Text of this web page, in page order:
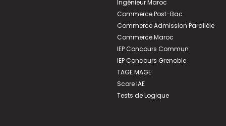
Ingénieur Maroc
Commerce Post-Bac
Commerce Admission Parallèle
Commerce Maroc
IEP Concours Commun
IEP Concours Grenoble
TAGE MAGE
Score IAE
Tests de Logique